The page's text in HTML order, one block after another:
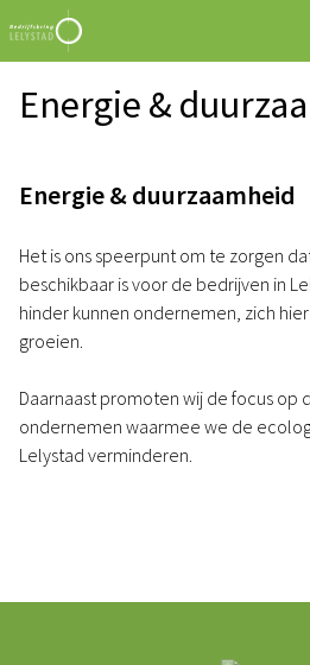
Energie &
Energie & duurzaamheid
Het is ons speerpunt om te zorgen
beschikbaar is voor de bedrijven in
hinder kunnen ondernemen, zich
groeien.
Daarnaast promoten wij de focus op
ondernemen waarmee we de
Lelystad verminderen.